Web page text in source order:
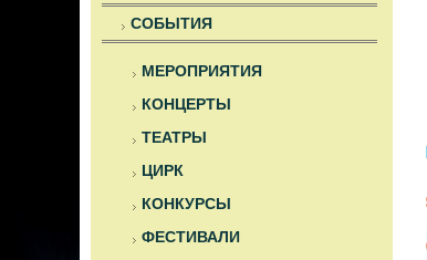
СОБЫТИЯ
МЕРОПРИЯТИЯ
КОНЦЕРТЫ
ТЕАТРЫ
ЦИРК
КОНКУРСЫ
ФЕСТИВАЛИ